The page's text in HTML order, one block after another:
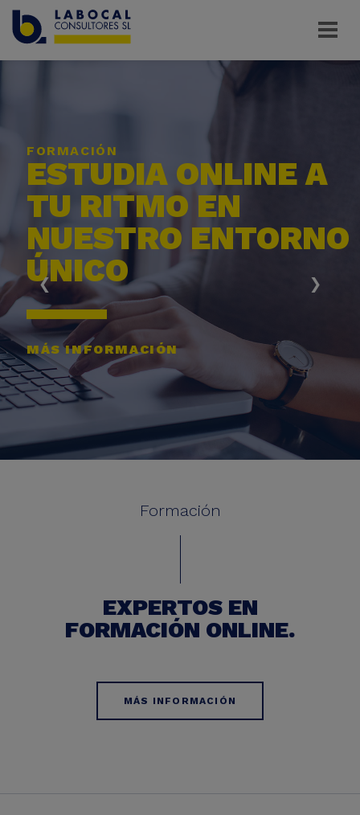
Pasar
contenido
FORMACIÓN
ESTUDIA ONLINE A
TU RITMO EN
NUESTRO ENTORNO
ÚNICO
MÁS INFORMACIÓN
‹ ›
Formación
EXPERTOS EN
FORMACIÓN ONLINE.
MÁS INFORMACIÓN